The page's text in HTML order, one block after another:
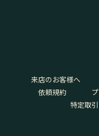
来店のお客様へ
依頼規約
特定取